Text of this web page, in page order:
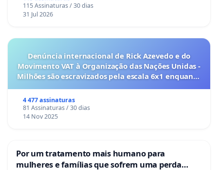
115 Assinaturas / 30 dias
31 Jul 2026
Denúncia internacional de Rick Azevedo e do
Movimento VAT à Organização das Nações Unidas -
Milhões são escravizados pela escala 6x1 enquanto
4 477 assinaturas
81 Assinaturas / 30 dias
14 Nov 2025
Por um tratamento mais humano para
mulheres e famílias que sofrem uma perda